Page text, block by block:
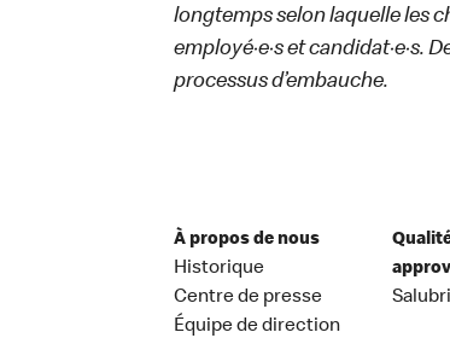
longtemps selon laquelle les
employé·e·s et
processus d’embauche.
À propos de nous
Historique
Centre de presse
Équipe de direction